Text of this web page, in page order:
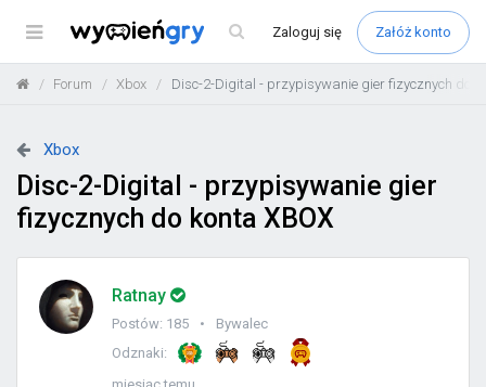
Menu Zaloguj się Załóż konto
Forum Xbox Disc-2-Digital - przypisywanie gier fizycznych do
Xbox
Disc-2-Digital - przypisywanie gier
fizycznych do konta XBOX
Ratnay
Postów: 185
Bywalec
Odznaki: